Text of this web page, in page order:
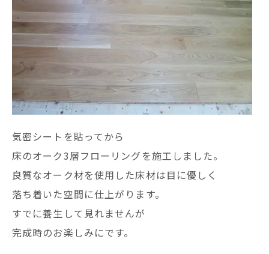
気密シートを貼ってから
床のオーク3層フローリングを施工しました。
良質なオーク材を使用した床材は目に優しく
落ち着いた空間に仕上がります。
すでに養生して見れませんが
完成時のお楽しみにです。